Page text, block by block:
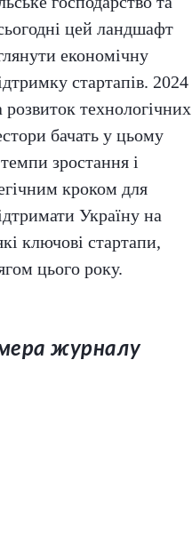
цей ландшафт
економічну
стартапів. 2024
розвиток технологічних
бачать у цьому
зростання і
кроком для
Україну на
ключові стартапи,
цього року.
журналу